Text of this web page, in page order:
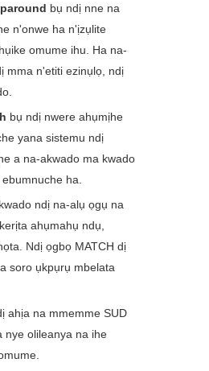
bụ ndị nne na
n'onwe ha n'ịzụlite
omume ihu. Ha na-
mma n'etiti ezinụlọ, ndị
bụ ndị nwere ahụmịhe
yana sistemu ndị
a na-akwado ma kwado
ha.
ndị na-alụ ọgụ na
ahụmahụ ndụ,
Ndị ọgbọ MATCH dị
soro ụkpụrụ mbelata
ahịa na mmemme SUD
nye olileanya na ihe